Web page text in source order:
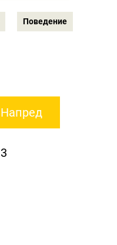
Поведение
Напред
3